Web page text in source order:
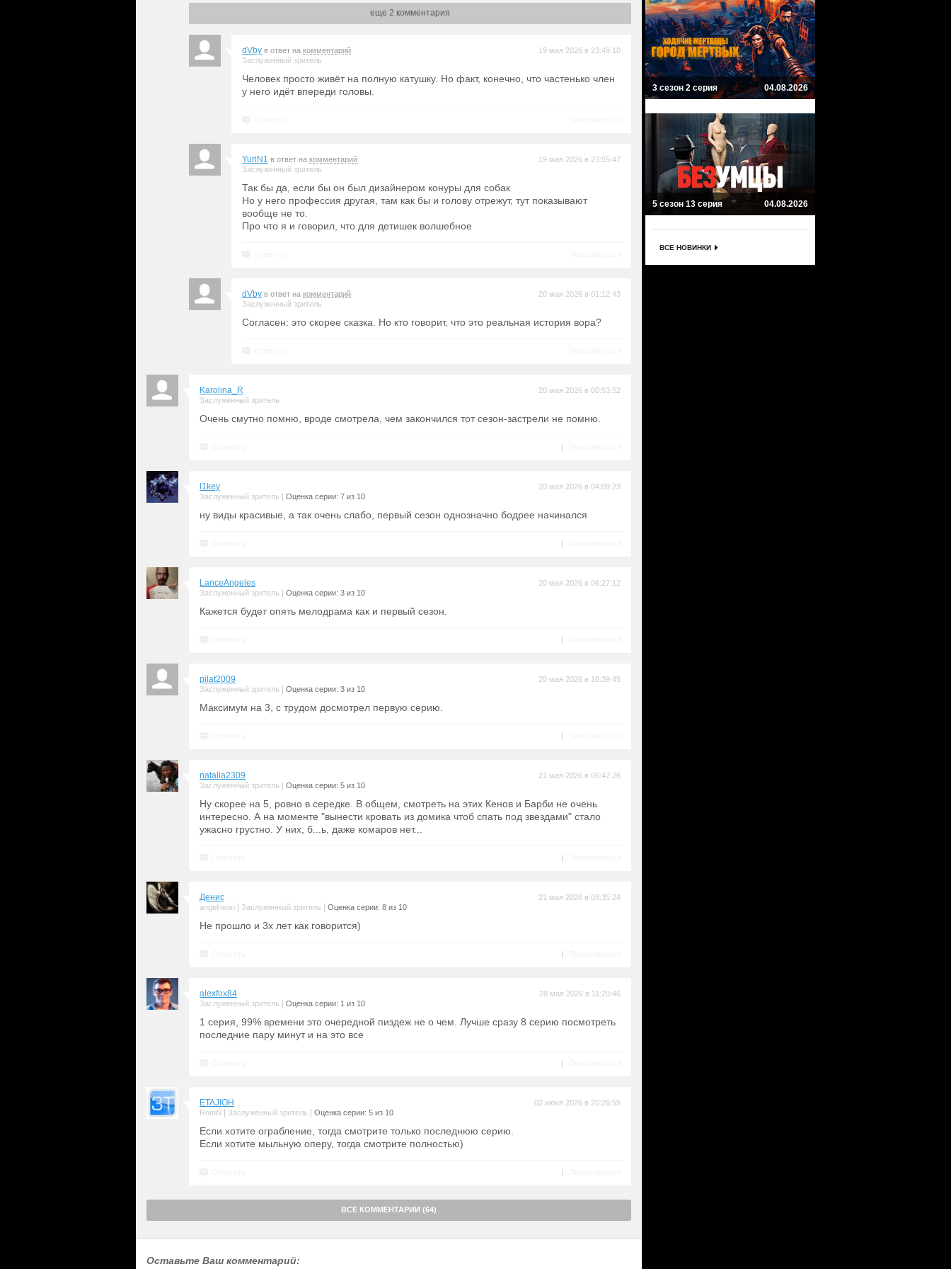
еще 2 комментария
dVby в ответ на комментарий
Заслуженный зритель
19 мая 2026 в 23:49:10
Человек просто живёт на полную катушку. Но факт, конечно, что частенько член
у него идёт впереди головы.
YuriN1 в ответ на комментарий
Заслуженный зритель
19 мая 2026 в 23:55:47
Так бы да, если бы он был дизайнером конуры для собак
Но у него профессия другая, там как бы и голову отрежут, тут показывают
вообще не то.
Про что я и говорил, что для детишек волшебное
dVby в ответ на комментарий
Заслуженный зритель
20 мая 2026 в 01:12:43
Согласен: это скорее сказка. Но кто говорит, что это реальная история вора?
Karolina_R
Заслуженный зритель
20 мая 2026 в 00:53:52
Очень смутно помню, вроде смотрела, чем закончился тот сезон-застрели не помню.
|
l1key
Заслуженный зритель Оценка серии: 7 из 10
20 мая 2026 в 04:09:23
ну виды красивые, а так очень слабо, первый сезон однозначно бодрее начинался
|
LanceAngeles
Заслуженный зритель Оценка серии: 3 из 10
20 мая 2026 в 06:27:12
Кажется будет опять мелодрама как и первый сезон.
|
pilat2009
Заслуженный зритель Оценка серии: 3 из 10
20 мая 2026 в 16:39:45
Максимум на 3, с трудом досмотрел первую серию.
|
natalia2309
Заслуженный зритель Оценка серии: 5 из 10
21 мая 2026 в 06:47:26
Ну скорее на 5, ровно в середке. В общем, смотреть на этих Кенов и Барби не очень
интересно. А на моменте "вынести кровать из домика чтоб спать под звездами" стало
ужасно грустно. У них, б...ь, даже комаров нет...
|
Денис
angelneon Заслуженный зритель Оценка серии: 8 из 10
21 мая 2026 в 08:35:24
Не прошло и 3х лет как говорится)
|
alexfox84
Заслуженный зритель Оценка серии: 1 из 10
28 мая 2026 в 11:20:46
1 серия, 99% времени это очередной пиздеж не о чем. Лучше сразу 8 серию посмотреть
последние пару минут и на это все
|
ETAJIOH
Rombi Заслуженный зритель Оценка серии: 5 из 10
02 июня 2026 в 20:26:55
Если хотите ограбление, тогда смотрите только последнюю серию.
Если хотите мыльную оперу, тогда смотрите полностью)
|
ВСЕ КОММЕНТАРИИ (64)
Оставьте Ваш комментарий:
3 сезон 2 серия 04.08.2026
5 сезон 13 серия 04.08.2026
ВСЕ НОВИНКИ